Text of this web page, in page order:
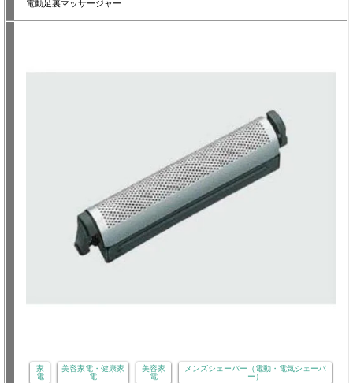
電動足裏マッサージャー
家
電
美容家電・健康家
電
美容家
電
メンズシェーバー（電動・電気シェーバ
ー）